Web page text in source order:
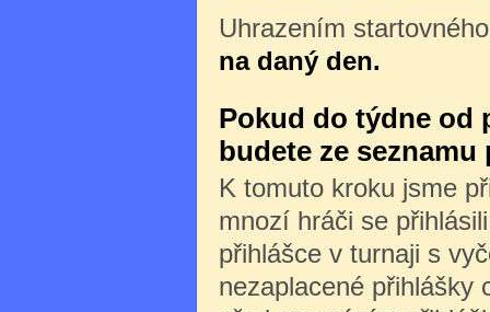
Uhrazením
na daný den.
Pokud do týdne od
budete ze
K tomuto kroku jsme
mnozí hráči se
přihlášce v turnaji s
nezaplacené přihlášky